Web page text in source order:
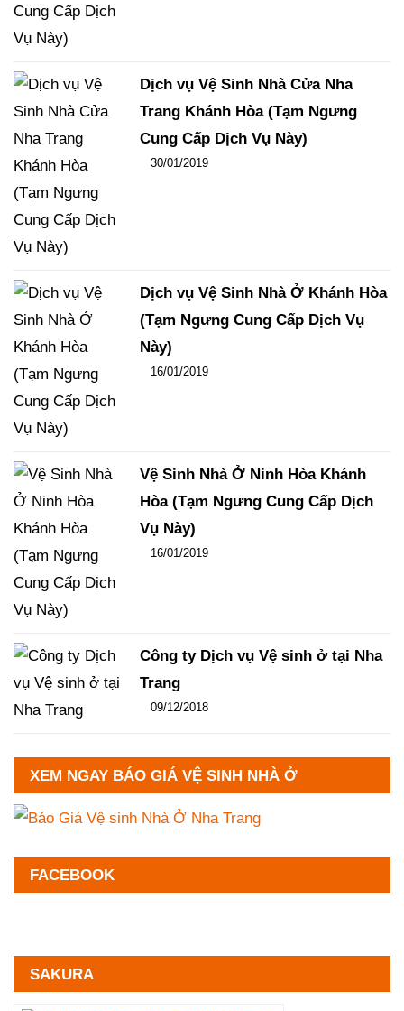
Dịch vụ Vệ Sinh Nhà Cửa Nha
Trang Khánh Hòa (Tạm Ngưng
Cung Cấp Dịch Vụ Này)
Đăng ngày
30/01/2019
Dịch vụ Vệ Sinh Nhà Ở Khánh Hòa
(Tạm Ngưng Cung Cấp Dịch Vụ
Này)
Đăng ngày
16/01/2019
Vệ Sinh Nhà Ở Ninh Hòa Khánh
Hòa (Tạm Ngưng Cung Cấp Dịch
Vụ Này)
Đăng ngày
16/01/2019
Công ty Dịch vụ Vệ sinh ở tại Nha
Trang
Đăng ngày
09/12/2018
XEM NGAY BÁO GIÁ VỆ SINH NHÀ Ở
FACEBOOK
SAKURA